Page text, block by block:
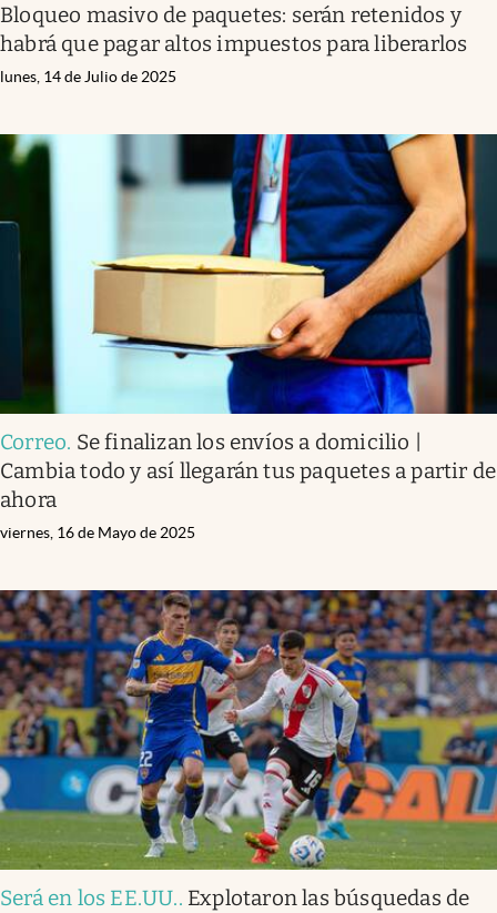
Bloqueo masivo de paquetes: serán retenidos y
habrá que pagar altos impuestos para liberarlos
lunes, 14 de Julio de 2025
Correo. Se finalizan los envíos a domicilio |
Cambia todo y así llegarán tus paquetes a partir de
ahora
viernes, 16 de Mayo de 2025
Será en los EE.UU.. Explotaron las búsquedas de